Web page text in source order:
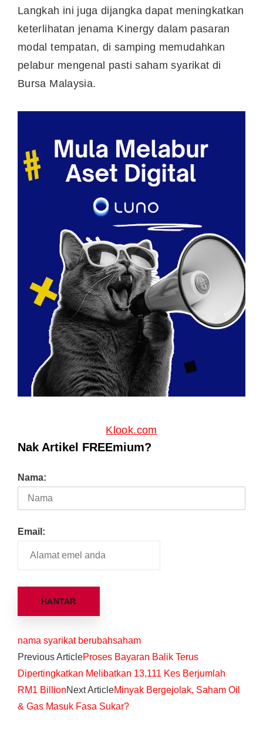
Langkah ini juga dijangka dapat meningkatkan
keterlihatan jenama Kinergy dalam pasaran
modal tempatan, di samping memudahkan
pelabur mengenal pasti saham syarikat di
Bursa Malaysia.
Klook.com
Nak Artikel FREEmium?
Nama:
Email:
nama syarikat berubahsaham
Previous ArticleProses Bayaran Balik Terus
Dipertingkatkan Melibatkan 13,111 Kes Berjumlah
RM1 BillionNext ArticleMinyak Bergejolak, Saham Oil
& Gas Masuk Fasa Sukar?